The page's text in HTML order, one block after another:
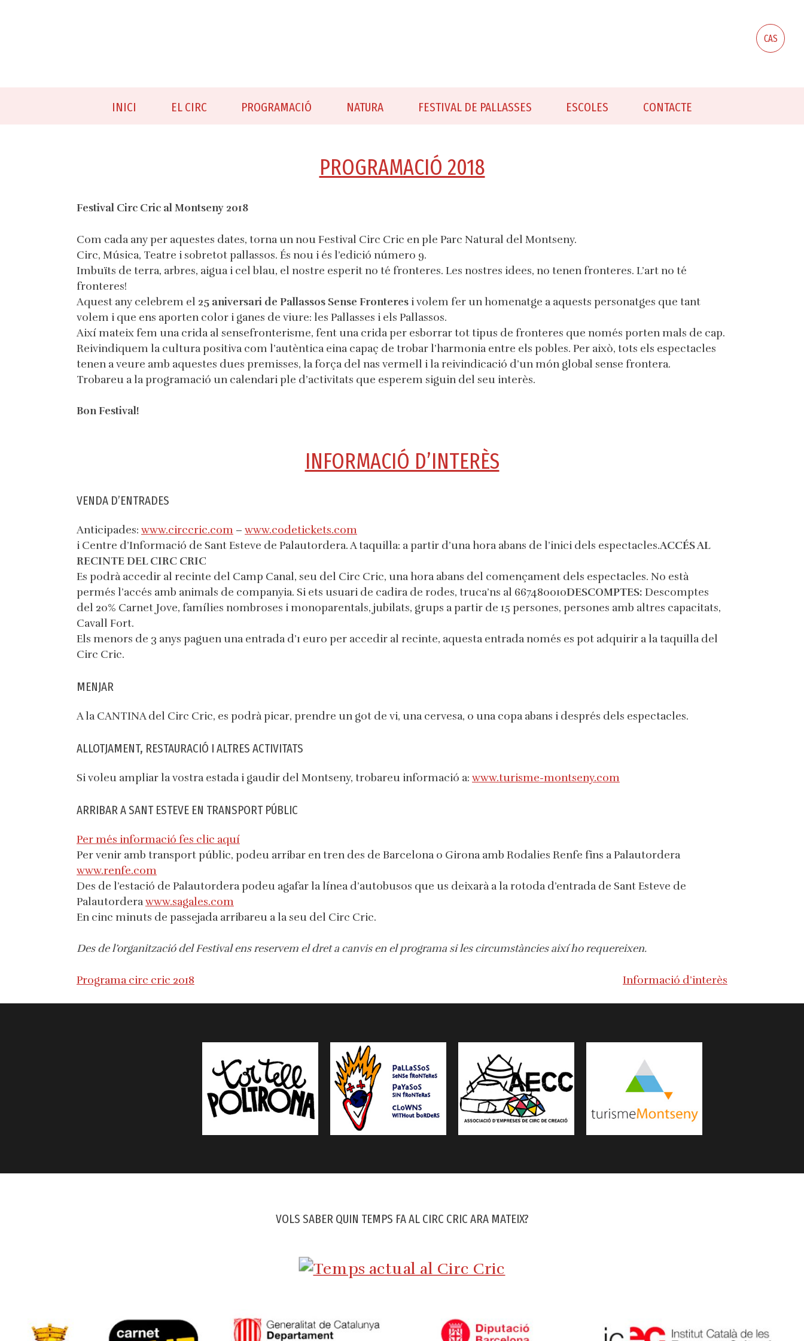
CAS
INICI EL CIRC PROGRAMACIÓ NATURA FESTIVAL DE PALLASSES ESCOLES CONTACTE
PROGRAMACIÓ 2018
Festival Circ Cric al Montseny 2018
Com cada any per aquestes dates, torna un nou Festival Circ Cric en ple Parc Natural del Montseny.
Circ, Música, Teatre i sobretot pallassos. És nou i és l’edició número 9.
Imbuïts de terra, arbres, aigua i cel blau, el nostre esperit no té fronteres. Les nostres idees, no tenen fronteres. L’art no té
fronteres!
Aquest any celebrem el 25 aniversari de Pallassos Sense Fronteresi volem fer un homenatge a aquests personatges que tant
volem i que ens aporten color i ganes de viure: les Pallasses i els Pallassos.
Així mateix fem una crida al sensefronterisme, fent una crida per esborrar tot tipus de fronteres que només porten mals de cap.
Reivindiquem la cultura positiva com l’autèntica eina capaç de trobar l’harmonia entre els pobles. Per això, tots els espectacles
tenen a veure amb aquestes dues premisses, la força del nas vermell i la reivindicació d’un món global sense frontera.
Trobareu a la programació un calendari ple d’activitats que esperem siguin del seu interès.
Bon Festival!
INFORMACIÓ D’INTERÈS
VENDA D’ENTRADES
Anticipades: www.circcric.com – www.codetickets.com
i Centre d’Informació de Sant Esteve de Palautordera. A taquilla: a partir d’una hora abans de l’inici dels espectacles.ACCÉS AL
RECINTE DEL CIRC CRIC
Es podrà accedir al recinte del Camp Canal, seu del Circ Cric, una hora abans del començament dels espectacles. No està
permés l’accés amb animals de companyia. Si ets usuari de cadira de rodes, truca’ns al 667480010DESCOMPTES: Descomptes
del 20% Carnet Jove, famílies nombroses i monoparentals, jubilats, grups a partir de 15 persones, persones amb altres capacitats,
Cavall Fort.
Els menors de 3 anys paguen una entrada d’1 euro per accedir al recinte, aquesta entrada només es pot adquirir a la taquilla del
Circ Cric.
MENJAR
A la CANTINA del Circ Cric, es podrà picar, prendre un got de vi, una cervesa, o una copa abans i després dels espectacles.
ALLOTJAMENT, RESTAURACIÓ I ALTRES ACTIVITATS
Si voleu ampliar la vostra estada i gaudir del Montseny, trobareu informació a: www.turisme-montseny.com
ARRIBAR A SANT ESTEVE EN TRANSPORT PÚBLIC
Per més informació fes clic aquí
Per venir amb transport públic, podeu arribar en tren des de Barcelona o Girona amb Rodalies Renfe fins a Palautordera
www.renfe.com
Des de l’estació de Palautordera podeu agafar la línea d’autobusos que us deixarà a la rotoda d’entrada de Sant Esteve de
Palautorderawww.sagales.com
En cinc minuts de passejada arribareu a la seu del Circ Cric.
Des de l’organització del Festival ens reservem el dret a canvis en el programa si les circumstàncies així ho requereixen.
Programa circ cric 2018 Informació d’interès
VOLS SABER QUIN TEMPS FA AL CIRC CRIC ARA MATEIX?